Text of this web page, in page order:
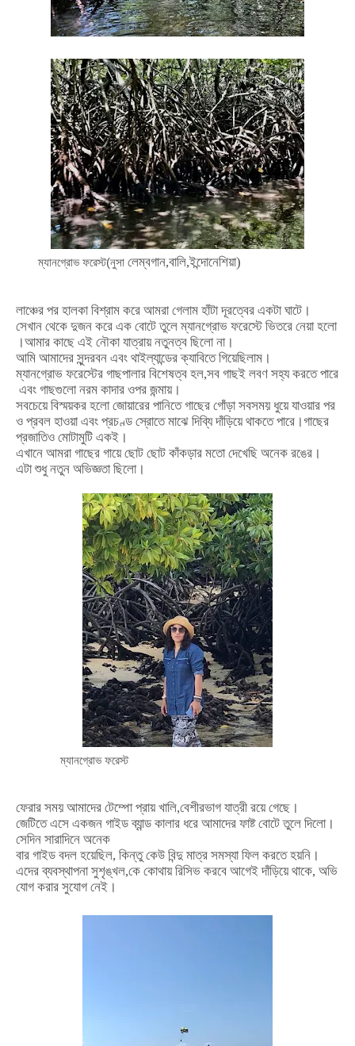
ম্যানগ্রোভ ফরেস্ট(নুসা লেম্বগান,বালি,ইন্দোনেশিয়া)
লাঞ্চের পর হালকা বিশ্রাম করে আমরা গেলাম হাঁটা দূরত্বের একটা ঘাটে।
সেখান থেকে দুজন করে এক বোটে তুলে ম্যানগ্রোভ ফরেস্টে ভিতরে নেয়া হলো
।আমার কাছে এই নৌকা যাত্রায় নতুনত্ব ছিলো না।
আমি আমাদের সুন্দরবন এবং থাইল্যান্ডেরক্যাবিতে গিয়েছিলাম।
ম্যানগ্রোভ ফরেস্টের গাছপালার বিশেষত্ব হল,সব গাছই লবণ সহ্য করতে পারে
এবং গাছগুলো নরম কাদার ওপর জন্মায়।
সবচেয়ে বিস্ময়কর হলো জোয়ারের পানিতে গাছের গোঁড়া সবসময় ধুয়ে যাওয়ার পর
ও প্রবল হাওয়া এবং প্রচণ্ড স্রোতে মাঝে দিব্যি দাঁড়িয়ে থাকতে পারে।গাছের
প্রজাতিও মোটামুটি একই।
এখানে আমরা গাছের গায়ে ছোট ছোট কাঁকড়ার মতো দেখেছি অনেক রঙের।
এটা শুধু নতুন অভিজ্ঞতা ছিলো।
ম্যানগ্রোভ ফরেস্ট
ফেরার সময় আমাদের টেম্পো প্রায় খালি,বেশীরভাগ যাত্রী রয়ে গেছে।
জেটিতে এসে একজন গাইড ব্যান্ড কালার ধরে আমাদের ফাষ্ট বোটে তুলে দিলো।
সেদিন সারাদিনে অনেক
বার গাইড বদল হয়েছিল, কিন্তু কেউ বিন্দু মাত্র সমস্যা ফিল করতে হয়নি।
এদেরব্যবস্থাপনা সুশৃঙ্খল,কে কোথায় রিসিভ করবে আগেই দাঁড়িয়ে থাকে, অভি
যোগ করার সুযোগ নেই।